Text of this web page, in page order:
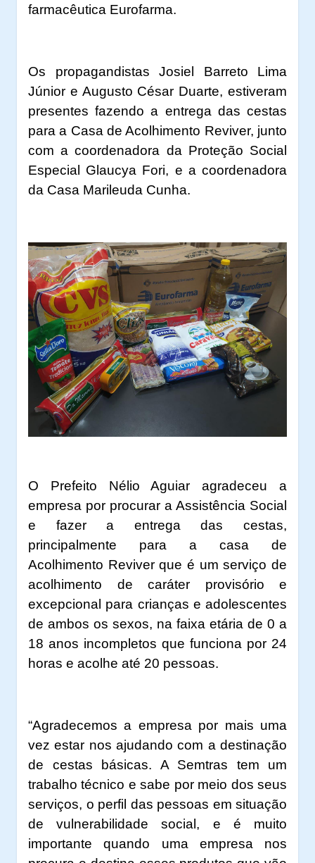
farmacêutica Eurofarma.
Os propagandistas Josiel Barreto Lima
Júnior e Augusto César Duarte, estiveram
presentes fazendo a entrega das cestas
para a Casa de Acolhimento Reviver, junto
com a coordenadora da Proteção Social
Especial Glaucya Fori, e a coordenadora
da Casa Marileuda Cunha.
O Prefeito Nélio Aguiar agradeceu a
empresa por procurar a Assistência Social
e fazer a entrega das cestas,
principalmente para a casa de
Acolhimento Reviver que é um serviço de
acolhimento de caráter provisório e
excepcional para crianças e adolescentes
de ambos os sexos, na faixa etária de 0 a
18 anos incompletos que funciona por 24
horas e acolhe até 20 pessoas.
“Agradecemos a empresa por mais uma
vez estar nos ajudando com a destinação
de cestas básicas. A Semtras tem um
trabalho técnico e sabe por meio dos seus
serviços, o perfil das pessoas em situação
de vulnerabilidade social, e é muito
importante quando uma empresa nos